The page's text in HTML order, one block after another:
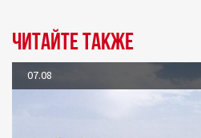
Читайте также
07.08